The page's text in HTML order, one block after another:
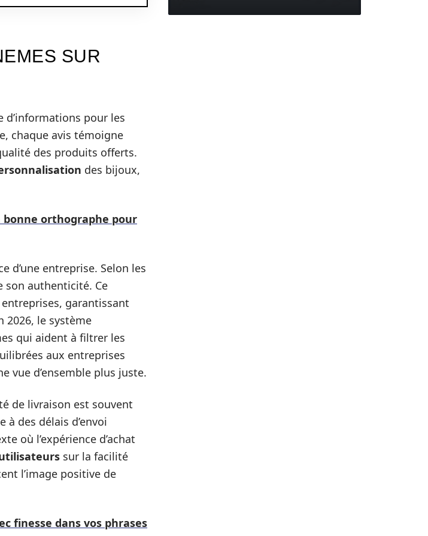
SUR
pour les
chaque avis témoigne
des produits offerts.
des bijoux,
orthographe pour
d’une entreprise. Selon les
son authenticité. Ce
garantissant
2026, le système
qui aident à filtrer les
aux entreprises
vue d’ensemble plus juste.
de livraison est souvent
des délais d’envoi
où l’expérience d’achat
sur la facilité
l’image positive de
finesse dans vos phrases